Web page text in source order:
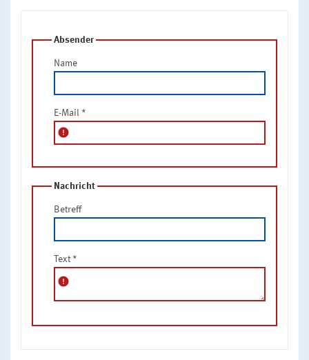
Absender
Name
E-Mail *
error
Nachricht
Betreff
Text *
error